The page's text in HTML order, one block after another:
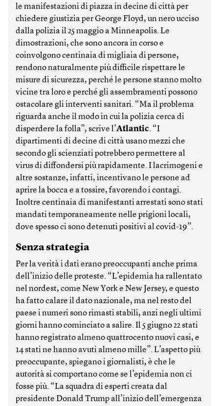
le manifestazioni di piazza in decine di città per
chiedere giustizia per George Floyd, un nero ucciso
dalla polizia il 25 maggio a Minneapolis. Le
dimostrazioni, che sono ancora in corso e
coinvolgono centinaia di migliaia di persone,
rendono naturalmente più difficile rispettare le
misure di sicurezza, perché le persone stanno molto
vicine tra loro e perché gli assembramenti possono
ostacolare gli interventi sanitari. “Ma il problema
riguarda anche il modo in cui la polizia cerca di
disperdere la folla”, scrive l’Atlantic. “I
dipartimenti di decine di città usano mezzi che
secondo gli scienziati potrebbero permettere al
virus di diffondersi più rapidamente. I lacrimogeni e
altre sostanze, infatti, incentivano le persone ad
aprire la bocca e a tossire, favorendo i contagi.
Inoltre centinaia di manifestanti arrestati sono stati
mandati temporaneamente nelle prigioni locali,
dove spesso ci sono detenuti positivi al covid-19”.
Senza strategia
Per la verità i dati erano preoccupanti anche prima
dell’inizio delle proteste. “L’epidemia ha rallentato
nel nordest, come New York e New Jersey, e questo
ha fatto calare il dato nazionale, ma nel resto del
paese i numeri sono rimasti stabili, anzi negli ultimi
giorni hanno cominciato a salire. Il 5 giugno 22 stati
hanno registrato almeno quattrocento nuovi casi, e
14 stati ne hanno avuti almeno mille”. L’aspetto più
preoccupante, spiegano i giornalisti, è che le
autorità si comportano come se l’epidemia non ci
fosse più. “La squadra di esperti creata dal
presidente Donald Trump all’inizio dell’emergenza